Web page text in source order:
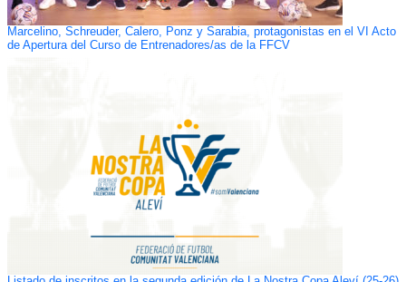
Marcelino, Schreuder, Calero, Ponz y Sarabia, protagonistas en el VI Acto
de Apertura del Curso de Entrenadores/as de la FFCV